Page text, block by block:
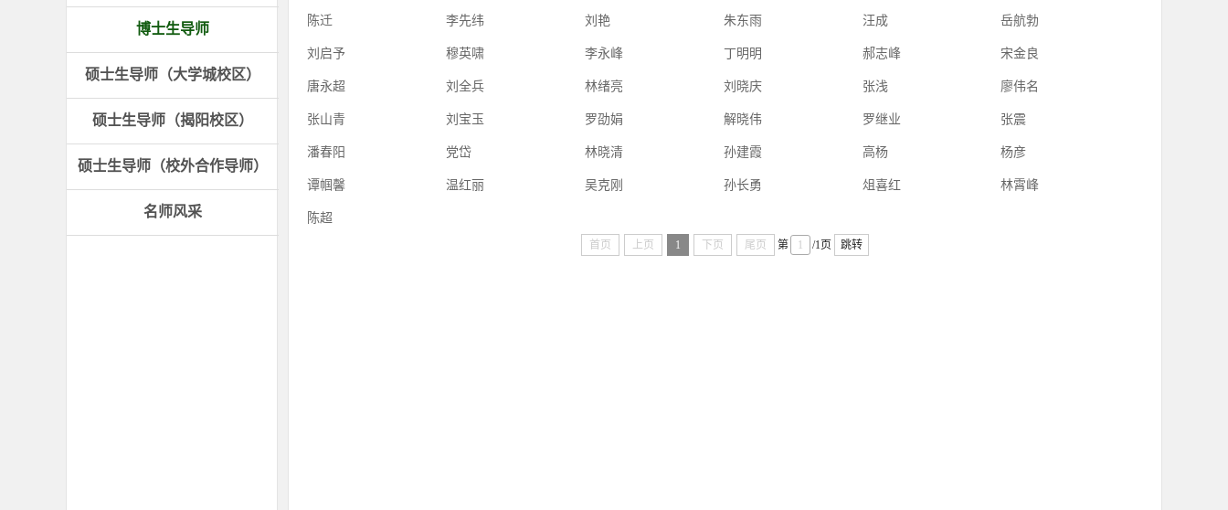
博士生导师
硕士生导师（大学城校区）
硕士生导师（揭阳校区）
硕士生导师（校外合作导师）
名师风采
陈迁 李先纬 刘艳 朱东雨 汪成 岳航勃
刘启予 穆英啸 李永峰 丁明明 郝志峰 宋金良
唐永超 刘全兵 林绪亮 刘晓庆 张浅 廖伟名
张山青 刘宝玉 罗劭娟 解晓伟 罗继业 张震
潘春阳 党岱 林晓清 孙建霞 高杨 杨彦
谭帼馨 温红丽 吴克刚 孙长勇 俎喜红 林霄峰
陈超
首页 上页 1 下页 尾页 第 /1页 跳转